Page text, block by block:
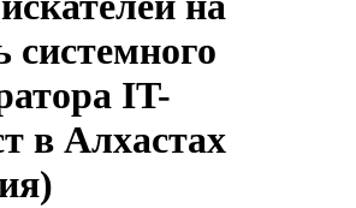
системного
IT-
в Алхастах